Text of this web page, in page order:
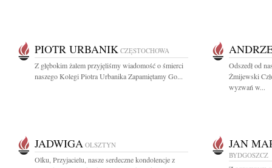
PIOTR URBANIK CZĘSTOCHOWA
Z głębokim żalem przyjęliśmy wiadomość o śmierci
naszego Kolegi Piotra Urbanika Zapamiętamy Go...
Odszedł od
Żmijewski
wyzwań w...
JADWIGA OLSZTYN
Olku, Przyjacielu, nasze serdeczne kondolencje z
JAN
BYDGOSZCZ